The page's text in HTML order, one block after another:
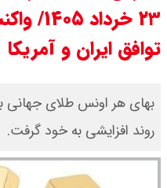
مرداد ۱۴۰۵ / هر دینار چند؟ + جدول
تاریخی
۲۳
توافق ایران و آمریکا
روند افزایشی به خود گرفت.